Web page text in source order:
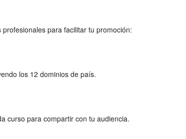
para facilitar tu promoción:
los 12 dominios de país.
curso para compartir con tu audiencia.